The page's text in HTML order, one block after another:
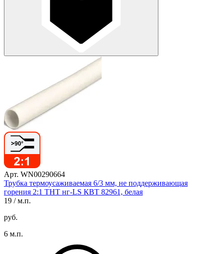
Арт. WN00290664
Трубка термоусаживаемая 6/3 мм, не поддерживающая
горения 2:1 ТНТ нг-LS КВТ 82961, белая
19 / м.п.
руб.
6 м.п.